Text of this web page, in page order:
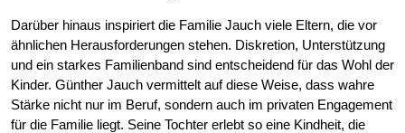
Darüber hinaus inspiriert die Familie Jauch viele Eltern, die vor
ähnlichen Herausforderungen stehen. Diskretion, Unterstützung
und ein starkes Familienband sind entscheidend für das Wohl der
Kinder. Günther Jauch vermittelt auf diese Weise, dass wahre
Stärke nicht nur im Beruf, sondern auch im privaten Engagement
für die Familie liegt. Seine Tochter erlebt so eine Kindheit, die